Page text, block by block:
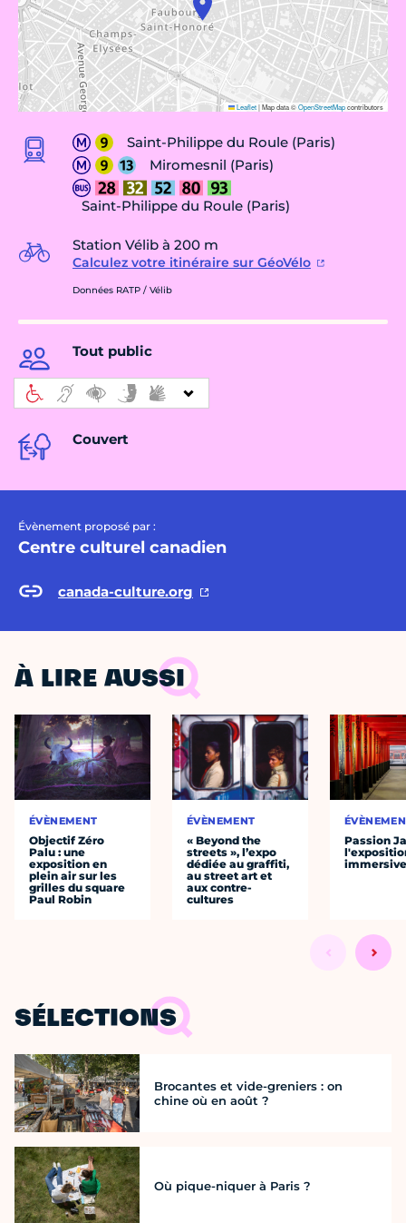
Leaflet|Map data ©OpenStreetMapcontributors
Saint-Philippe du Roule (Paris)
Miromesnil (Paris)
Saint-Philippe du Roule (Paris)
Station Vélib à 200 m
Calculez votre itinéraire sur GéoVélo
Données RATP / Vélib
Tout public
Couvert
Évènement proposé par :
Centre culturel canadien
canada-culture.org
À LIRE AUSSI
ÉVÈNEMENT
Objectif Zéro
Palu : une
exposition en
plein air sur les
grilles du square
Paul Robin
ÉVÈNEMENT
« Beyond the
streets », l’expo
dédiée au graffiti,
au street art et
aux contre-
cultures
Passion
SÉLECTIONS
Brocantes et vide-greniers : on
chine où en août ?
Où pique-niquer à Paris ?